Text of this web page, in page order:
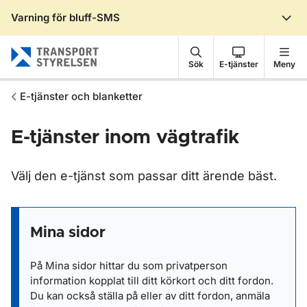
Varning för bluff-SMS
Sök E-tjänster Meny
E-tjänster och blanketter
E-tjänster inom vägtrafik
Välj den e-tjänst som passar ditt ärende bäst.
Mina sidor
På Mina sidor hittar du som privatperson
information kopplat till ditt körkort och ditt fordon.
Du kan också ställa på eller av ditt fordon, anmäla